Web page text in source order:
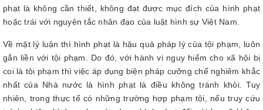
phạt là không cần thiết, không đạt được mục đích của hình phạt
hoặc trái với nguyên tắc nhân đạo của luật hình sự Việt Nam.
Về mặt lý luận thì hình phạt là hậu quả pháp lý của tội phạm, luôn
gắn liền với tội phạm. Do đó, với hành vi nguy hiểm cho xã hội bị
coi là tội phạm thì việc áp dụng biện pháp cưỡng chế nghiêm khắc
nhất của Nhà nước là hình phạt là điều không tránh khỏi. Tuy
nhiên, trong thực tế có những trường hợp phạm tội, nếu truy cứu